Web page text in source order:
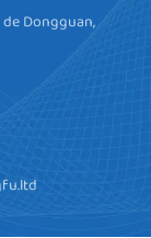
de Dongguan,